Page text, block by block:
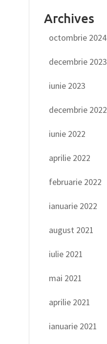
Archives
octombrie 2024
decembrie 2023
iunie 2023
decembrie 2022
iunie 2022
aprilie 2022
februarie 2022
ianuarie 2022
august 2021
iulie 2021
mai 2021
aprilie 2021
ianuarie 2021